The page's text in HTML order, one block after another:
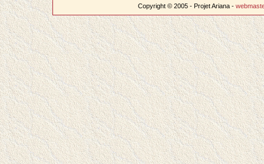
Copyright © 2005 - Projet Ariana -